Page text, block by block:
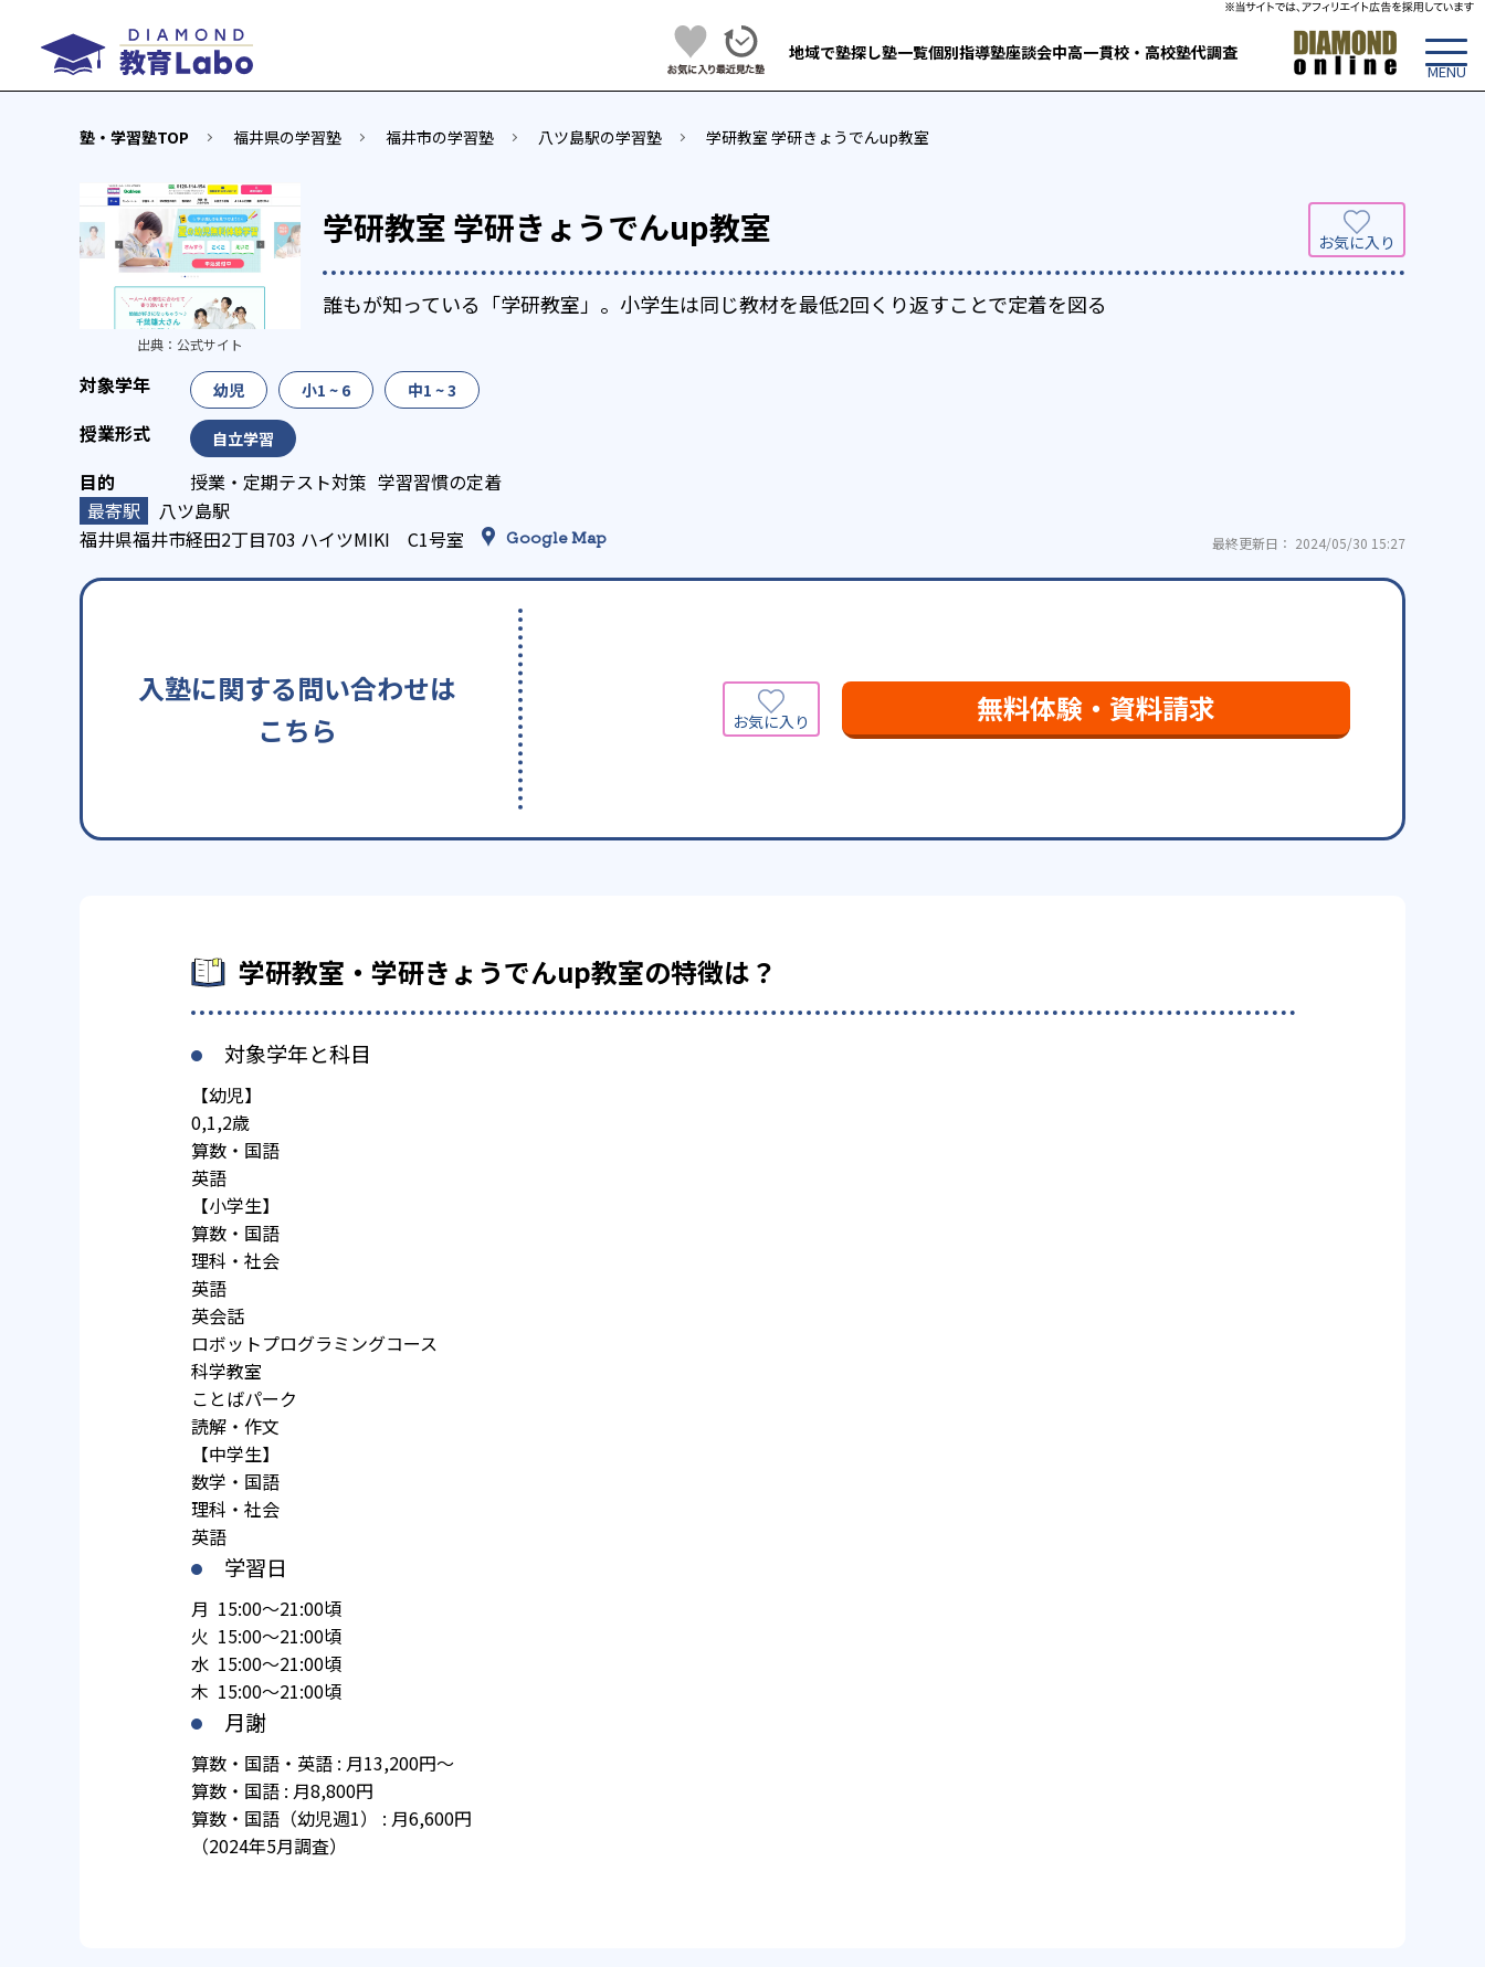
地域で塾探し塾一覧個別指導塾座談会中高一貫校・高校塾代調査
塾・学習塾TOP 福井県の学習塾 福井市の学習塾 八ツ島駅の学習塾 学研教室 学研きょうでんup教室
学研教室 学研きょうでんup教室
誰もが知っている「学研教室」。小学生は同じ教材を最低2回くり返すことで定着を図る
出典： 公式サイト
幼児 小1 ~ 6 中1 ~ 3
自立学習
授業・定期テスト対策 学習習慣の定着
八ツ島駅
福井県福井市経田2丁目703 ハイツMIKI C1号室
Google Map 最終更新日： 2024/05/30 15:27
入塾に関する問い合わせは
こちら
無料体験・資料請求
学研教室・学研きょうでんup教室の特徴は？
対象学年と科目
【幼児】
0,1,2歳
算数・国語
英語
【小学生】
算数・国語
理科・社会
英語
英会話
ロボットプログラミングコース
科学教室
ことばパーク
読解・作文
【中学生】
数学・国語
理科・社会
英語
学習日
月 15:00～21:00頃
火 15:00～21:00頃
水 15:00～21:00頃
木 15:00～21:00頃
月謝
算数・国語・英語 : 月13,200円～
算数・国語 : 月8,800円
算数・国語（幼児週1） : 月6,600円
（2024年5月調査）